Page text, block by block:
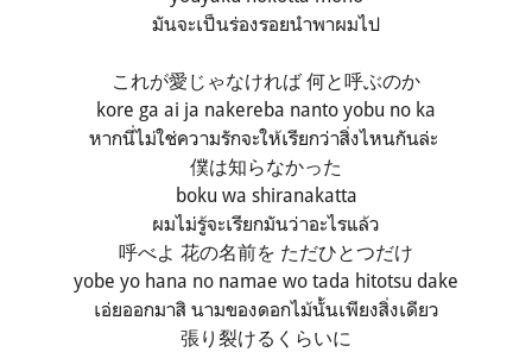
มันจะเป็นร่องรอยนำพาผมไป
これが愛じゃなければ 何と呼ぶのか
kore ga ai ja nakereba nanto yobu no ka
หากนี่ไม่ใช่ความรักจะให้เรียกว่าสิ่งไหนกันล่ะ
僕は知らなかった
boku wa shiranakatta
ผมไม่รู้จะเรียกมันว่าอะไรแล้ว
呼べよ 花の名前を ただひとつだけ
yobe yo hana no namae wo tada hitotsu dake
เอ่ยออกมาสิ นามของดอกไม้นั้นเพียงสิ่งเดียว
張り裂けるくらいに